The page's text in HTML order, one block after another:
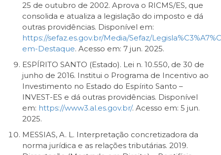
25 de outubro de 2002. Aprova o RICMS/ES, que
consolida e atualiza a legislação do imposto e dá
outras providências. Disponível em:
https://sefaz.es.gov.br/Media/Sefaz/
em-Destaque. Acesso em: 7 jun. 2025.
ESPÍRITO SANTO (Estado). Lei n. 10.550, de 30 de
junho de 2016. Institui o Programa de Incentivo ao
Investimento no Estado do Espírito Santo –
INVEST-ES e dá outras providências. Disponível
em: https://www3.al.es.gov.br/. Acesso em: 5 jun.
2025.
MESSIAS, A. L. Interpretação concretizadora da
norma jurídica e as relações tributárias. 2019.